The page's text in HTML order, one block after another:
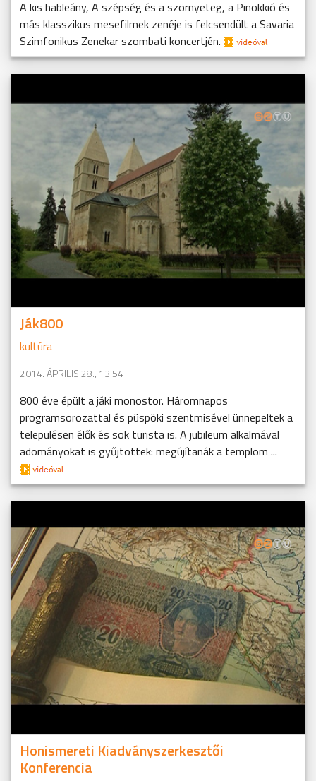
A kis hableány, A szépség és a szörnyeteg, a Pinokkió és
más klasszikus mesefilmek zenéje is felcsendült a Savaria
Szimfonikus Zenekar szombati koncertjén.
Ják800
kultúra
2014. ÁPRILIS 28., 13:54
800 éve épült a jáki monostor. Háromnapos
programsorozattal és püspöki szentmisével ünnepeltek a
településen élők és sok turista is. A jubileum alkalmával
adományokat is gyűjtöttek: megújítanák a templom ...
Honismereti Kiadványszerkesztői
Konferencia